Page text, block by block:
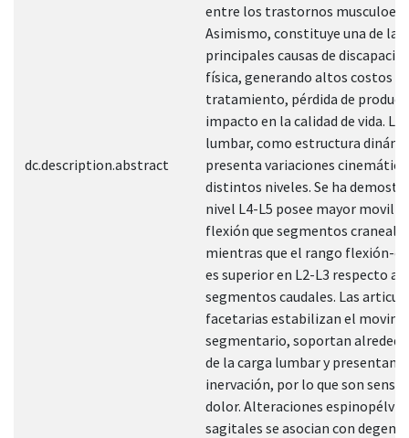
dc.description.abstract
entre los trastornos
Asimismo, constituye una de las
principales causas de
física, generando altos costos de
tratamiento, pérdida de
impacto en la calidad de vida. La
lumbar, como estructura
presenta variaciones
distintos niveles. Se ha
nivel L4-L5 posee mayor
flexión que segmentos
mientras que el rango flexión-
es superior en L2-L3 respecto a
segmentos caudales. Las
facetarias estabilizan el
segmentario, soportan
de la carga lumbar y presentan
inervación, por lo que son
dolor. Alteraciones
sagitales se asocian con